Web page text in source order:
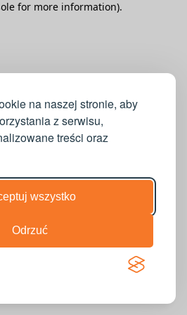
na naszej stronie, aby
z serwisu,
treści oraz
wszystko
Odrzuć
for more information).